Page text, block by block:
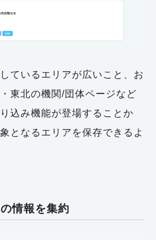
ているエリアが広いこと、お
東北の機関/団体ページなど
込み機能が登場することか
となるエリアを保存できるよ
情報を集約